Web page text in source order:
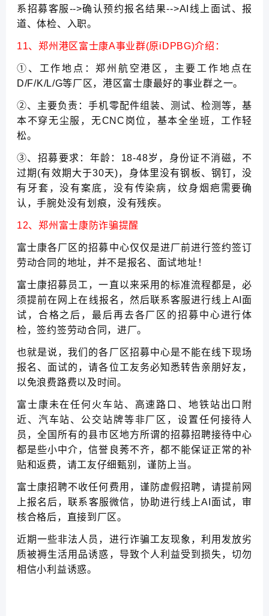
系招募客服-->确认预约报名结果-->AI线上面试、报
道、体检、入职。
11、郑州港区富士康A事业群(原iDPBG)介绍：
①、工作地点：郑州航空港区，主要工作地点在
D/F/K/L/G等厂区，港区富士康最好的事业群之一。
②、主要负责：手机零配件组装、测试、检测等，基
本不穿无尘服，无CNC岗位，基本全坐班，工作轻
松。
③、招募要求：年龄：18-48岁，身份证不消磁，不
过期(有效期大于30天)，身体里没有钢板、钢钉，没
有牙套，没有案底，没有传染病，纹身烟疤需要确
认，手腕处没有划痕，没有残疾。
12、郑州富士康防诈骗提醒
富士康各厂区的招募中心仅仅是进厂前进行签约签订
劳动合同的地址，并不是报名、面试地址！
富士康招募员工，一直以来采用的标准流程都是，必
须提前在网上在线报名，然后联系客服进行线上AI面
试，合格之后，最后再去各厂区的招募中心进行体
检，签约签劳动合同，进厂。
也就是说，我们的各厂区招募中心是不能在线下现场
报名、面试的，请各位工友务必知悉转告亲朋好友，
以免浪费路费以及时间。
富士康未在任何火车站、高速路口、地铁站出口附
近、汽车站、公交站牌等非厂区，设置任何接待人
员，全国所有的县市区地方所谓的招募招聘接待中心
都是些小中介，信誉良莠不齐，都不能保证正常的补
贴和返费，请工友仔细甄别，谨防上当。
富士康招聘不收任何费用，谨防虚假招聘，请提前网
上报名后，联系客服微信，协助进行线上AI面试，审
核合格后，直接到厂区。
近期一些非法人员，进行诈骗工友现象，利用发放劣
质被褥生活用品诱惑，导致个人利益受到损失，切勿
相信小利益诱惑。